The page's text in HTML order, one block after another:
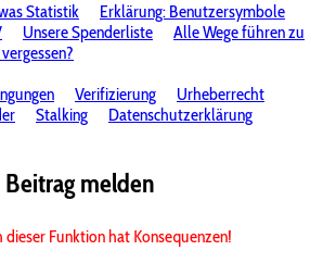
Statistik
Erklärung: Benutzersymbole
Unsere Spenderliste
Alle Wege führen zu
Verifizierung
Urheberrecht
Stalking
Datenschutzerklärung
Beitrag melden
dieser Funktion hat Konsequenzen!